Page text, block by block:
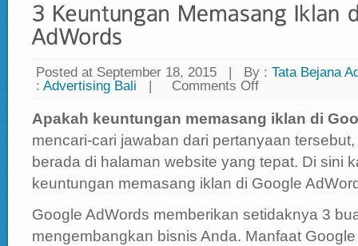
Posted at September 18, 2015 | By : Tata Bejana
: Advertising Bali | Comments Off
Iklan
Google
AdWords
Apakah keuntungan memasang iklan di
mencari-cari jawaban dari pertanyaan
berada di halaman website yang tepat. Di sini
keuntungan memasang iklan di Google
Google AdWords memberikan setidaknya 3
mengembangkan bisnis Anda. Manfaat